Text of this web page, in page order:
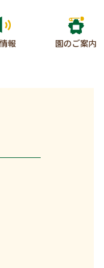
報 園のご案内